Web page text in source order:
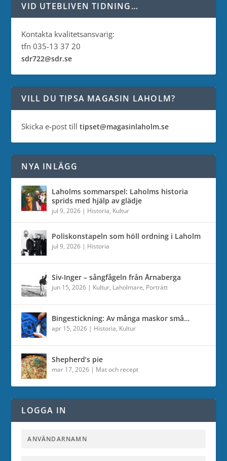
VID UTEBLIVEN TIDNING…
Kontakta kvalitetsansvarig:
tfn 035-13 37 20
sdr722@sdr.se
VILL DU TIPSA MAGASIN LAHOLM?
Skicka e-post tilltipset@magasinlaholm.se
NYA INLÄGG
Laholms sommarspel: Laholms historia
sprids med hjälp av glädje
jul 9, 2026 | Historia, Kultur
Poliskonstapeln som höll ordning i Laholm
jul 9, 2026 | Historia
Siv-Inger – sångfågeln från Årnaberga
jun 15, 2026 | Kultur, Laholmare, Porträtt
Bingestickning: Av många maskor små…
apr 15, 2026 | Historia, Kultur
Shepherd’s pie
mar 17, 2026 | Mat och recept
LOGGA IN